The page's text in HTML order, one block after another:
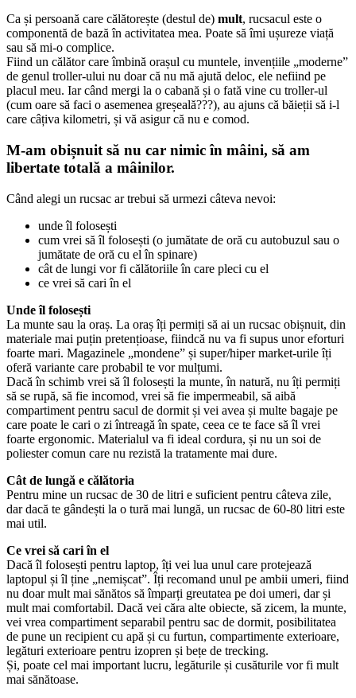
Ca și persoană care călătorește (destul de) mult, rucsacul este o
componentă de bază în activitatea mea. Poate să îmi ușureze viață
sau să mi-o complice.
Fiind un călător care îmbină orașul cu muntele, invențiile „moderne”
de genul troller-ului nu doar că nu mă ajută deloc, ele nefiind pe
placul meu. Iar când mergi la o cabană și o fată vine cu troller-ul
(cum oare să faci o asemenea greșeală???), au ajuns că băieții să i-l
care câțiva kilometri, și vă asigur că nu e comod.
M-am obișnuit să nu car nimic în mâini, să am
libertate totală a mâinilor.
Când alegi un rucsac ar trebui să urmezi câteva nevoi:
unde îl folosești
cum vrei să îl folosești (o jumătate de oră cu autobuzul sau o
jumătate de oră cu el în spinare)
cât de lungi vor fi călătoriile în care pleci cu el
ce vrei să cari în el
Unde îl folosești
La munte sau la oraș. La oraș îți permiți să ai un rucsac obișnuit, din
materiale mai puțin pretențioase, fiindcă nu va fi supus unor eforturi
foarte mari. Magazinele „mondene” și super/hiper market-urile îți
oferă variante care probabil te vor mulțumi.
Dacă în schimb vrei să îl folosești la munte, în natură, nu îți permiți
să se rupă, să fie incomod, vrei să fie impermeabil, să aibă
compartiment pentru sacul de dormit și vei avea și multe bagaje pe
care poate le cari o zi întreagă în spate, ceea ce te face să îl vrei
foarte ergonomic. Materialul va fi ideal cordura, și nu un soi de
poliester comun care nu rezistă la tratamente mai dure.
Cât de lungă e călătoria
Pentru mine un rucsac de 30 de litri e suficient pentru câteva zile,
dar dacă te gândești la o tură mai lungă, un rucsac de 60-80 litri este
mai util.
Ce vrei să cari în el
Dacă îl folosești pentru laptop, îți vei lua unul care protejează
laptopul și îl ține „nemișcat”. Îți recomand unul pe ambii umeri, fiind
nu doar mult mai sănătos să împarți greutatea pe doi umeri, dar și
mult mai comfortabil. Dacă vei căra alte obiecte, să zicem, la munte,
vei vrea compartiment separabil pentru sac de dormit, posibilitatea
de pune un recipient cu apă și cu furtun, compartimente exterioare,
legături exterioare pentru izopren și bețe de trecking.
Și, poate cel mai important lucru, legăturile și cusăturile vor fi mult
mai sănătoase.